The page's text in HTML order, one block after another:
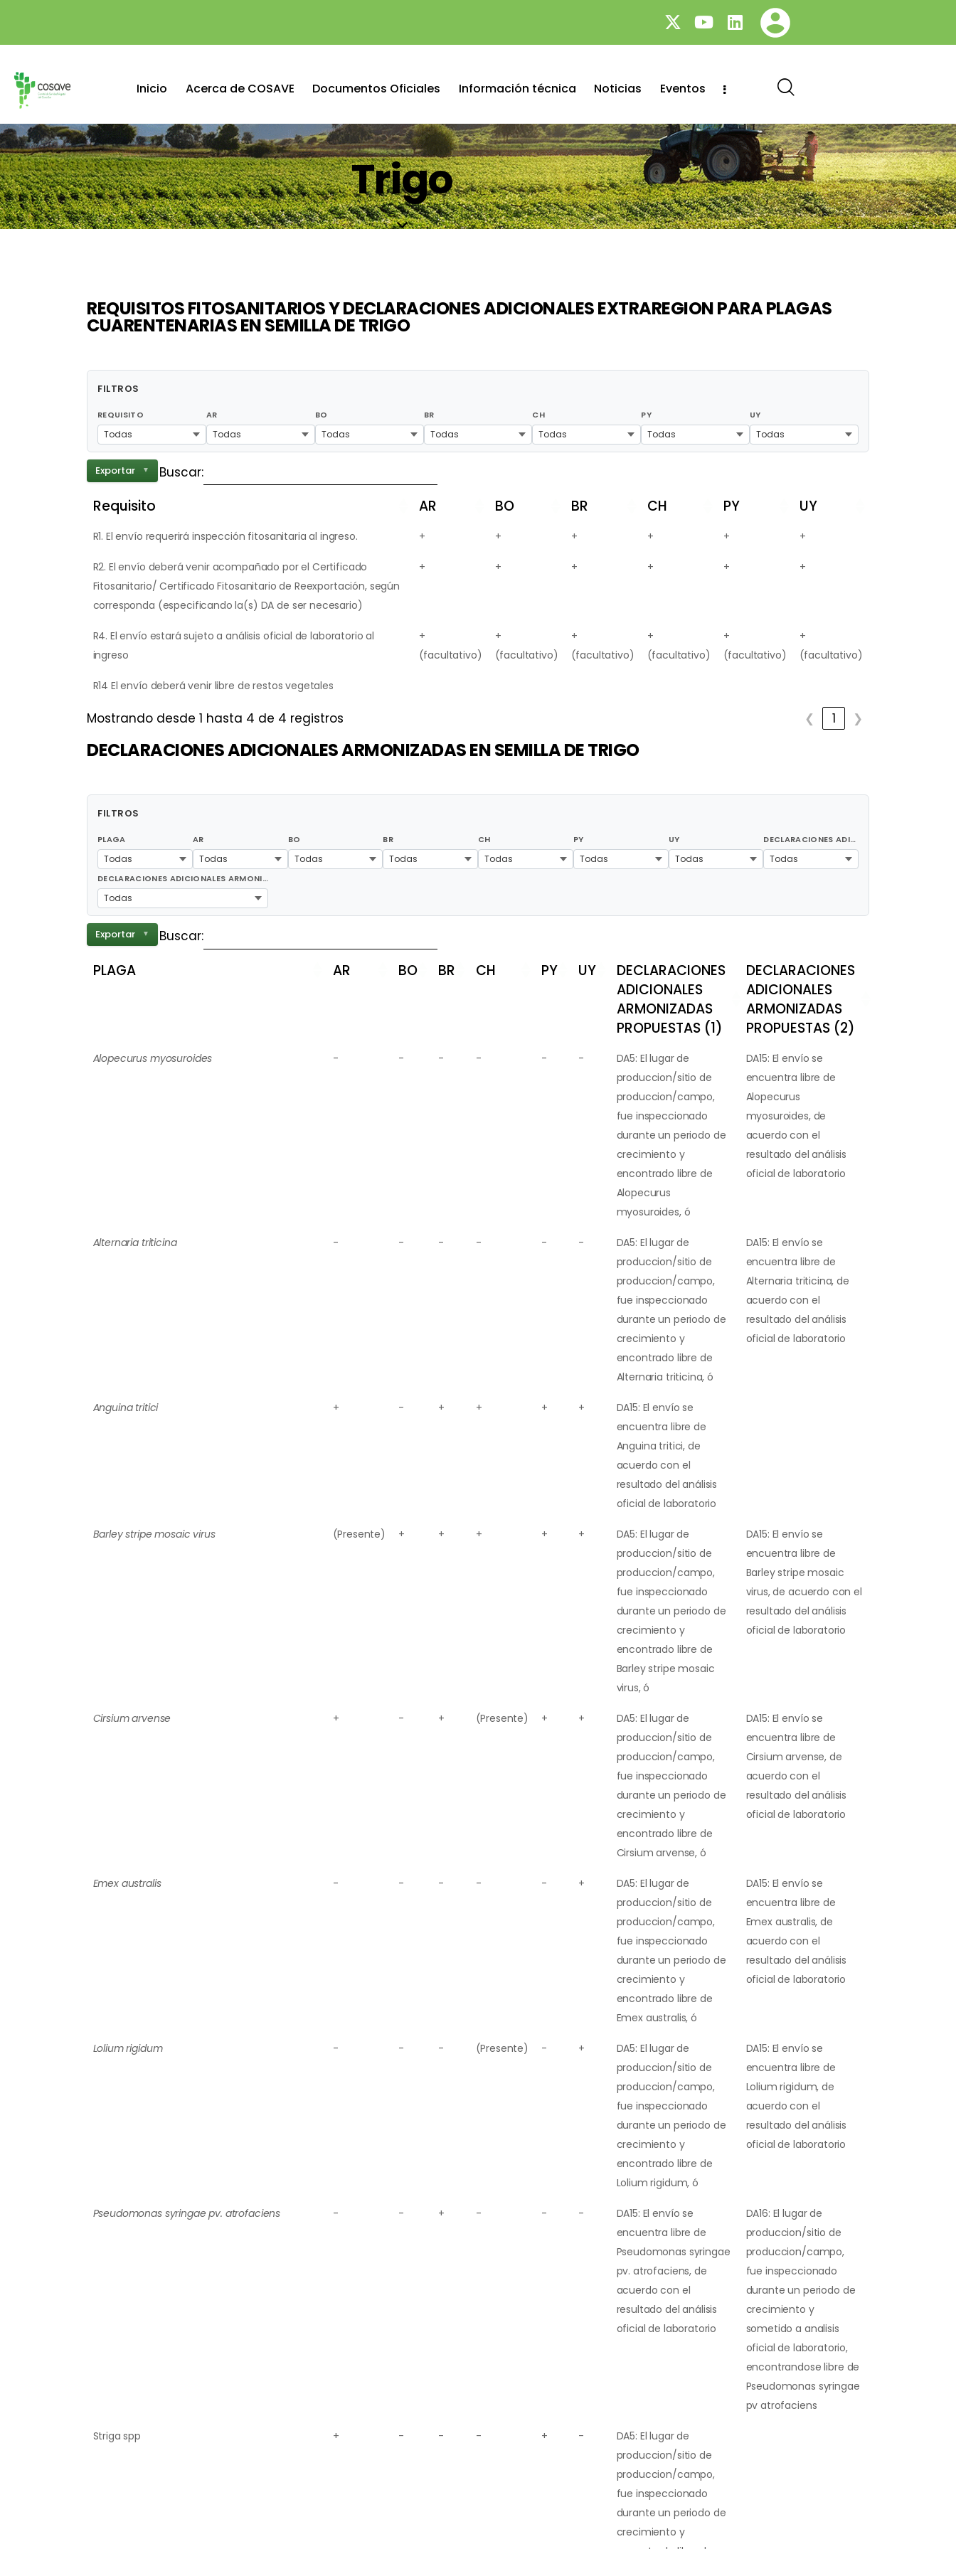
Inicio Acerca de COSAVE Documentos Oficiales Información técnica Noticias Eventos
Trigo
REQUISITOS FITOSANITARIOS Y DECLARACIONES ADICIONALES EXTRAREGION PARA PLAGAS
CUARENTENARIAS EN SEMILLA DE TRIGO
FILTROS
REQUISITO
Todas
AR
Todas
BO
Todas
BR
Todas
CH
Todas
PY
Todas
UY
Todas
Exportar ▼ Buscar:
Requisito AR BO BR CH PY UY
R1. El envío requerirá inspección fitosanitaria al ingreso. + + + + + +
R2. El envío deberá venir acompañado por el Certificado
Fitosanitario/ Certificado Fitosanitario de Reexportación, según
corresponda (especificando la(s) DA de ser necesario)
+ + + + + +
R4. El envío estará sujeto a análisis oficial de laboratorio al
ingreso
+
(facultativo)
+
(facultativo)
+
(facultativo)
+
(facultativo)
+
(facultativo)
+
(facultativo)
R14 El envío deberá venir libre de restos vegetales
Mostrando desde 1 hasta 4 de 4 registros ❮ 1 ❯
DECLARACIONES ADICIONALES ARMONIZADAS EN SEMILLA DE TRIGO
FILTROS
PLAGA
Todas
AR
Todas
BO
Todas
BR
Todas
CH
Todas
PY
Todas
UY
Todas
DECLARACIONES ADICIONALES ARMONIZADAS PROPUESTAS (1)
Todas
DECLARACIONES ADICIONALES ARMONIZADAS PROPUESTAS (2)
Todas
Exportar ▼ Buscar:
PLAGA AR BO BR CH PY UY
DECLARACIONES
ADICIONALES
ARMONIZADAS
PROPUESTAS (1)
DECLARACIONES
ADICIONALES
ARMONIZADAS
PROPUESTAS (2)
Alopecurus myosuroides - - - - - -
DA5: El lugar de
produccion/sitio de
produccion/campo,
fue inspeccionado
durante un periodo de
crecimiento y
encontrado libre de
Alopecurus
myosuroides, ó
DA15: El envío se
encuentra libre de
Alopecurus
myosuroides, de
acuerdo con el
resultado del análisis
oficial de laboratorio
Alternaria triticina - - - - - -
DA5: El lugar de
produccion/sitio de
produccion/campo,
fue inspeccionado
durante un periodo de
crecimiento y
encontrado libre de
Alternaria triticina, ó
DA15: El envío se
encuentra libre de
Alternaria triticina, de
acuerdo con el
resultado del análisis
oficial de laboratorio
Anguina tritici + - + + + +
DA15: El envío se
encuentra libre de
Anguina tritici, de
acuerdo con el
resultado del análisis
oficial de laboratorio
Barley stripe mosaic virus (Presente) + + + + +
DA5: El lugar de
produccion/sitio de
produccion/campo,
fue inspeccionado
durante un periodo de
crecimiento y
encontrado libre de
Barley stripe mosaic
virus, ó
DA15: El envío se
encuentra libre de
Barley stripe mosaic
virus, de acuerdo con el
resultado del análisis
oficial de laboratorio
Cirsium arvense + - + (Presente) + +
DA5: El lugar de
produccion/sitio de
produccion/campo,
fue inspeccionado
durante un periodo de
crecimiento y
encontrado libre de
Cirsium arvense, ó
DA15: El envío se
encuentra libre de
Cirsium arvense, de
acuerdo con el
resultado del análisis
oficial de laboratorio
Emex australis - - - - - +
DA5: El lugar de
produccion/sitio de
produccion/campo,
fue inspeccionado
durante un periodo de
crecimiento y
encontrado libre de
Emex australis, ó
DA15: El envío se
encuentra libre de
Emex australis, de
acuerdo con el
resultado del análisis
oficial de laboratorio
Lolium rigidum - - - (Presente) - +
DA5: El lugar de
produccion/sitio de
produccion/campo,
fue inspeccionado
durante un periodo de
crecimiento y
encontrado libre de
Lolium rigidum, ó
DA15: El envío se
encuentra libre de
Lolium rigidum, de
acuerdo con el
resultado del análisis
oficial de laboratorio
Pseudomonas syringae pv. atrofaciens - - + - - -
DA15: El envío se
encuentra libre de
Pseudomonas syringae
pv. atrofaciens, de
acuerdo con el
resultado del análisis
oficial de laboratorio
DA16: El lugar de
produccion/sitio de
produccion/campo,
fue inspeccionado
durante un periodo de
crecimiento y
sometido a analisis
oficial de laboratorio,
encontrandose libre de
Pseudomonas syringae
pv atrofaciens
Striga spp + - - - + -
DA5: El lugar de
produccion/sitio de
produccion/campo,
fue inspeccionado
durante un periodo de
crecimiento y